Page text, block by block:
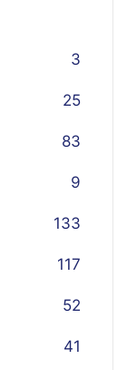
3
25
83
9
133
117
52
41